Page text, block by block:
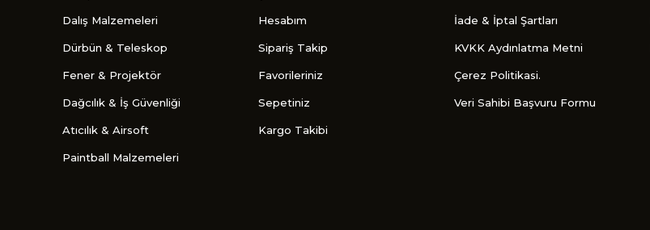
Dalış Malzemeleri
Dürbün & Teleskop
Fener & Projektör
Dağcılık & İş Güvenliği
Atıcılık & Airsoft
Paintball Malzemeleri
Hesabım
Sipariş Takip
Favorileriniz
Sepetiniz
Kargo Takibi
İade & İptal Şartları
KVKK Aydınlatma Metni
Çerez Politikasi.
Veri Sahibi Başvuru Formu